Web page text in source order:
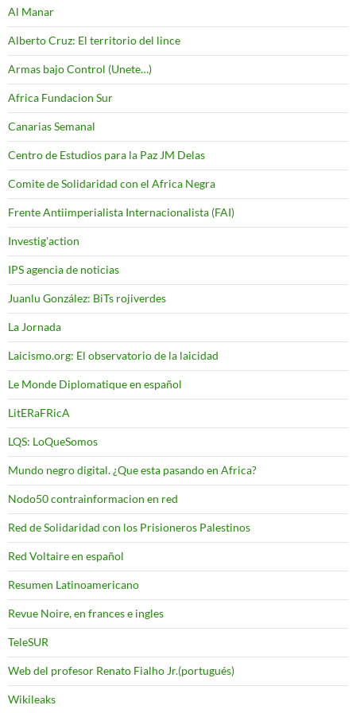
Al Manar
Alberto Cruz: El territorio del lince
Armas bajo Control (Unete…)
Africa Fundacion Sur
Canarias Semanal
Centro de Estudios para la Paz JM Delas
Comite de Solidaridad con el Africa Negra
Frente Antiimperialista Internacionalista (FAI)
Investig'action
IPS agencia de noticias
Juanlu González: BiTs rojiverdes
La Jornada
Laicismo.org: El observatorio de la laicidad
Le Monde Diplomatique en español
LitERaFRicA
LQS: LoQueSomos
Mundo negro digital. ¿Que esta pasando en Africa?
Nodo50 contrainformacion en red
Red de Solidaridad con los Prisioneros Palestinos
Red Voltaire en español
Resumen Latinoamericano
Revue Noire, en frances e ingles
TeleSUR
Web del profesor Renato Fialho Jr.(portugués)
Wikileaks